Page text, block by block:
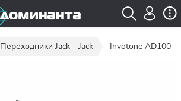
Переходники Jack - Jack Invotone AD100